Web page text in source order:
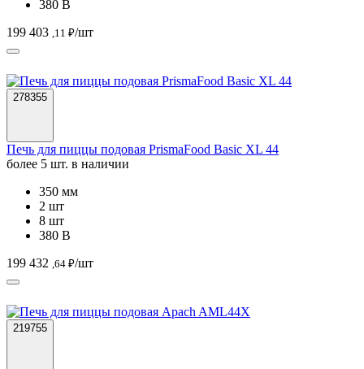
380 В
199 403 ,11 ₽/шт
278355
Печь для пиццы подовая PrismaFood Basic XL 44
более 5 шт. в наличии
350 мм
2 шт
8 шт
380 В
199 432 ,64 ₽/шт
219755